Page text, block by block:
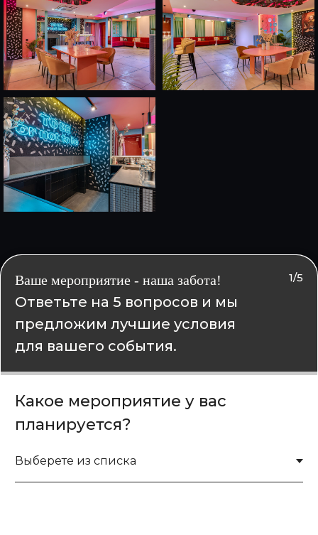
Ваше мероприятие - наша забота!
Ответьте на 5 вопросов и мы
предложим лучшие условия
для вашего события.
1/5
Какое мероприятие у вас
планируется?